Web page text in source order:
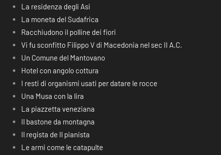
La residenza degli Asi
La moneta del Sudafrica
Racchiudono il polline dei fiori
Vi fu sconfitto Filippo V di Macedonia nel sec II A.C.
Un Comune del Mantovano
Hotel con angolo cottura
I resti di organismi usati per datare le rocce
Una Musa con la lira
La piazzetta veneziana
Il bastone da montagna
Il regista de Il pianista
Le armi come le catapulte